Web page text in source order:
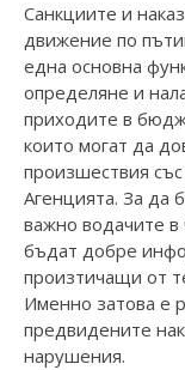
Санкциите и
движение по
една основна
определяне и
приходите в
които могат да
произшествия
Агенцията. За да
важно водачите в
бъдат добре
произтичащи от
Именно затова е
предвидените
нарушения.